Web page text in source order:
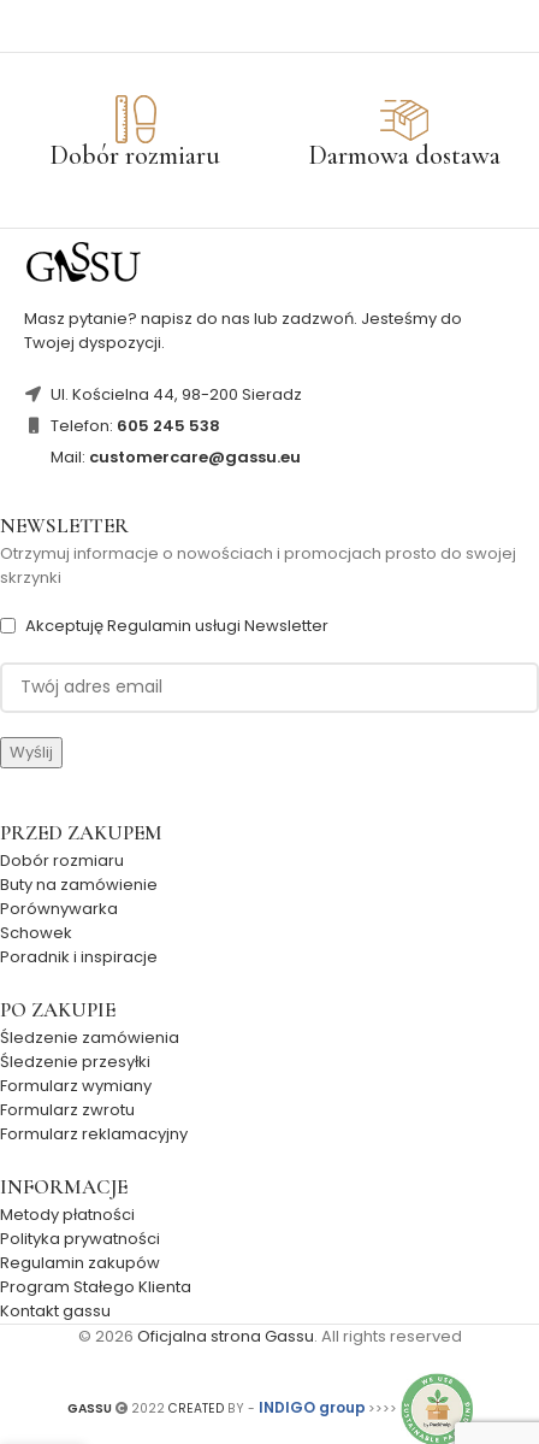
Dobór rozmiaru Darmowa dostawa
Masz pytanie? napisz do nas lub zadzwoń. Jesteśmy do
Twojej dyspozycji.
Ul. Kościelna 44, 98-200 Sieradz
Telefon: 605 245 538
Mail: customercare@gassu.eu
NEWSLETTER
Otrzymuj informacje o nowościach i promocjach prosto do swojej
skrzynki
Akceptuję Regulamin usługi Newsletter
PRZED ZAKUPEM
Dobór rozmiaru
Buty na zamówienie
Porównywarka
Schowek
Poradnik i inspiracje
PO ZAKUPIE
Śledzenie zamówienia
Śledzenie przesyłki
Formularz wymiany
Formularz zwrotu
Formularz reklamacyjny
INFORMACJE
Metody płatności
Polityka prywatności
Regulamin zakupów
Program Stałego Klienta
Kontakt gassu
© 2026 Oficjalna strona Gassu. All rights reserved
GASSU 2022 CREATED BY - INDIGO group >>>>